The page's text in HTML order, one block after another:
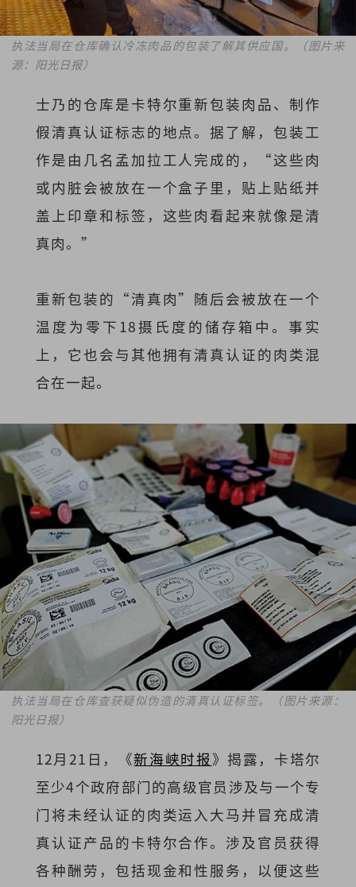
执法当局在仓库确认冷冻肉品的包装了解其供应国。（图片来
源：阳光日报）
士乃的仓库是卡特尔重新包装肉品、制作
假清真认证标志的地点。据了解，包装工
作是由几名孟加拉工人完成的，“这些肉
或内脏会被放在一个盒子里，贴上贴纸并
盖上印章和标签，这些肉看起来就像是清
真肉。”
重新包装的“清真肉”随后会被放在一个
温度为零下18摄氏度的储存箱中。事实
上，它也会与其他拥有清真认证的肉类混
合在一起。
执法当局在仓库查获疑似伪造的清真认证标签。（图片来源：
阳光日报）
12月21日，《新海峡时报》揭露，卡塔尔
至少4个政府部门的高级官员涉及与一个专
门将未经认证的肉类运入大马并冒充成清
真认证产品的卡特尔合作。涉及官员获得
各种酬劳，包括现金和性服务，以便这些